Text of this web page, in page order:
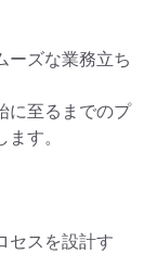
ーズな業務立ち
に至るまでのプ
す。
セスを設計す